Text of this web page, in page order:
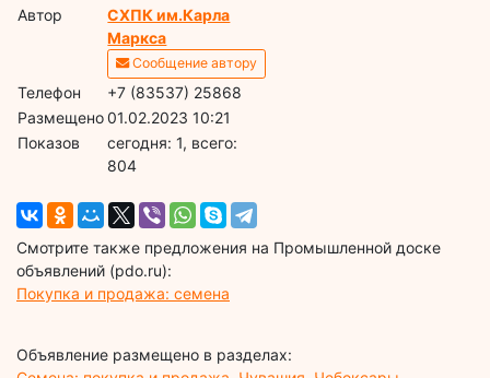
Автор
СХПК им.Карла
Маркса
Сообщение автору
Телефон
+7 (83537) 25868
Размещено01.02.2023 10:21
Показов
cегодня: 1, всего:
804
Смотрите также предложения на Промышленной доске
объявлений (pdo.ru):
Покупка и продажа: семена
Объявление размещено в разделах: